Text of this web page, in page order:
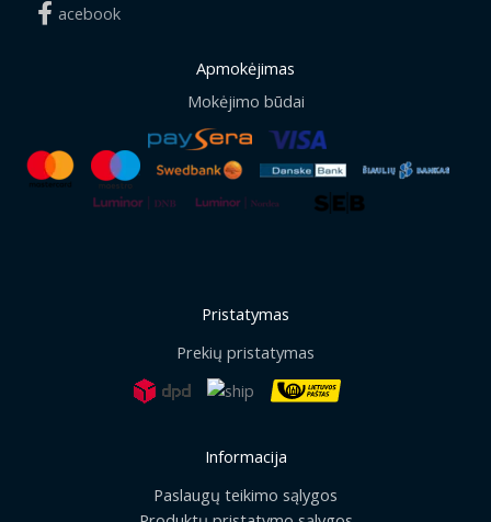
acebook
Apmokėjimas
Mokėjimo būdai
Pristatymas
Prekių pristatymas
Informacija
Paslaugų teikimo sąlygos